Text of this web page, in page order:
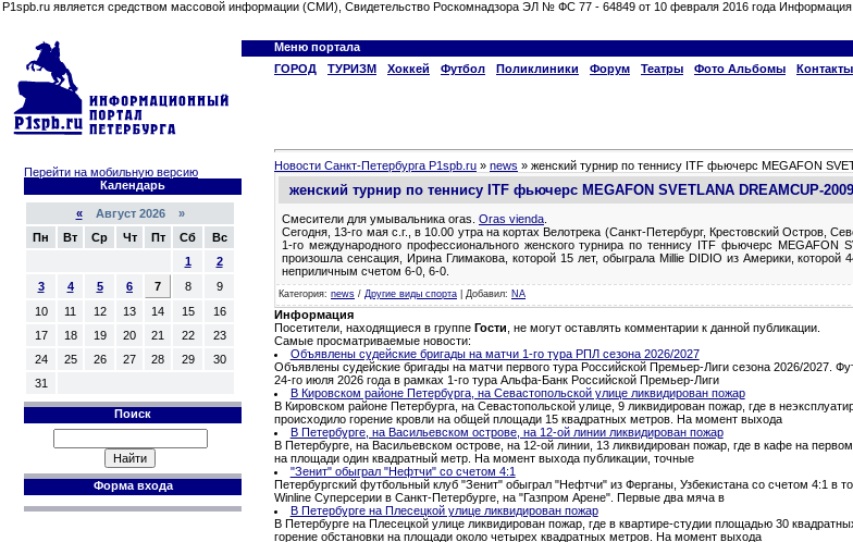
P1spb.ru является средством массовой информации (СМИ), Свидетельство Роскомнадзора ЭЛ № ФС 77 - 64849 от 10 февраля 2016 года Информация
Меню портала
ГОРОД
ТУРИЗМ Хоккей Футбол Поликлиники Форум Театры Фото Альбомы Контакты
Перейти на мобильную версию
Календарь
«Август 2026 »
Пн
Вт Ср Чт Пт Сб
Вс
1
2
3
4 5 6 7 8
9
10
11 12 13 14 15
16
17
18 19 20 21 22
23
24
25 26 27 28 29
30
31
Поиск
Форма входа
Новости Санкт-Петербурга P1spb.ru » news » женский турнир по теннису ITF фьючерс MEGAFON
женский турнир по теннису ITF фьючерс MEGAFON SVETLANA DREAMCUP-2009
Смесители для умывальника oras. Oras vienda
Сегодня, 13-го мая с.г., в 10.00 утра на кортах Велотрека (Санкт-Петербург, Крестовский Остров,
1-го международного профессионального женского турнира по теннису ITF фьючерс MEGAFON
произошла сенсация, Ирина Глимакова, которой 15 лет, обыграла Millie DIDIO из Америки,
неприличным счетом 6-0, 6-0.
Категория: news / Другие виды спорта Добавил: NA
Информация
Посетители, находящиеся в группе Гости , не могут оставлять комментарии к данной публикации.
Самые просматриваемые новости:
Объявлены судейские бригады на матчи 1-го тура РПЛ сезона 2026/2027
Объявлены судейские бригады на матчи первого тура Российской Премьер-Лиги сезона 2026/2027.
24-го июля 2026 года в рамках 1-го тура Альфа-Банк Российской Премьер-Лиги
В Кировском районе Петербурга, на Севастопольской улице ликвидирован пожар
В Кировском районе Петербурга, на Севастопольской улице, 9 ликвидирован пожар, где в
происходило горение кровли на общей площади 15 квадратных метров. На момент выхода
В Петербурге, на Васильевском острове, на 12-ой линии ликвидирован пожар
В Петербурге, на Васильевском острове, на 12-ой линии, 13 ликвидирован пожар, где в кафе на
на площади один квадратный метр. На момент выхода публикации, точные
"Зенит" обыграл "Нефтчи" со счетом 4:1
Петербургский футбольный клуб "Зенит" обыграл "Нефтчи" из Ферганы, Узбекистана со счетом 4:1 в
Winline Суперсерии в Санкт-Петербурге, на "Газпром Арене". Первые два мяча в
В Петербурге на Плесецкой улице ликвидирован пожар
В Петербурге на Плесецкой улице ликвидирован пожар, где в квартире-студии площадью 30
горение обстановки на площади около четырех квадратных метров. На момент выхода